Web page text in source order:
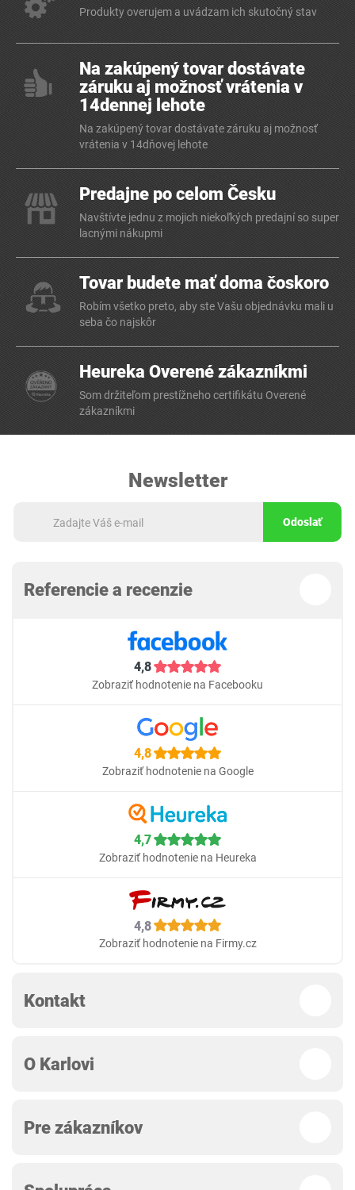
Produkty overujem a uvádzam ich skutočný stav
Na zakúpený tovar dostávate
záruku aj možnosť vrátenia v
14dennej lehote
Na zakúpený tovar dostávate záruku aj možnosť
vrátenia v 14dňovej lehote
Predajne po celom Česku
Navštívte jednu z mojich niekoľkých predajní so super
lacnými nákupmi
Tovar budete mať doma čoskoro
Robím všetko preto, aby ste Vašu objednávku mali u
seba čo najskôr
Heureka Overené zákazníkmi
Som držiteľom prestížneho certifikátu Overené
zákazníkmi
Newsletter
Odoslať
Referencie a recenzie
4,8
Zobraziť hodnotenie na Facebooku
4,8
Zobraziť hodnotenie na Google
4,7
Zobraziť hodnotenie na Heureka
4,8
Zobraziť hodnotenie na Firmy.cz
Kontakt
O Karlovi
Pre zákazníkov